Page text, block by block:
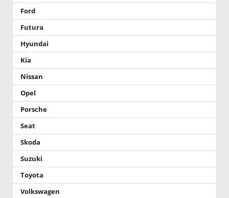
Ford
Futura
Hyundai
Kia
Nissan
Opel
Porsche
Seat
Skoda
Suzuki
Toyota
Volkswagen